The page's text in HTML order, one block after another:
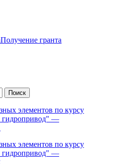
Получение гранта
Поиск